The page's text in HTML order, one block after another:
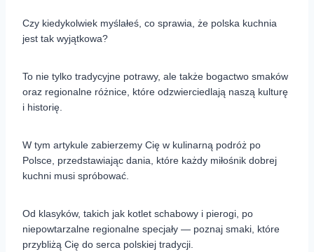
Czy kiedykolwiek myślałeś, co sprawia, że polska kuchnia
jest tak wyjątkowa?
To nie tylko tradycyjne potrawy, ale także bogactwo smaków
oraz regionalne różnice, które odzwierciedlają naszą kulturę
i historię.
W tym artykule zabierzemy Cię w kulinarną podróż po
Polsce, przedstawiając dania, które każdy miłośnik dobrej
kuchni musi spróbować.
Od klasyków, takich jak kotlet schabowy i pierogi, po
niepowtarzalne regionalne specjały — poznaj smaki, które
przybliżą Cię do serca polskiej tradycji.